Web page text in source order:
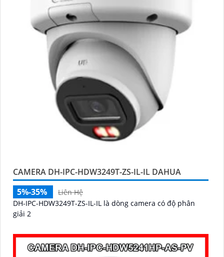
CAMERA DH-IPC-HDW3249T-ZS-IL-IL DAHUA
5%-35%
Liên Hệ
DH-IPC-HDW3249T-ZS-IL-IL là dòng camera có độ phân
giải 2